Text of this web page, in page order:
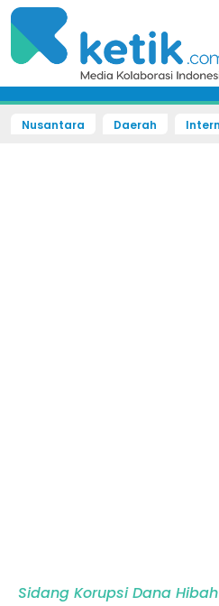
Nusantara Daerah
Sidang Korupsi Dana